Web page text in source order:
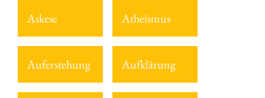
Askese Atheismus
Auferstehung Aufklärung